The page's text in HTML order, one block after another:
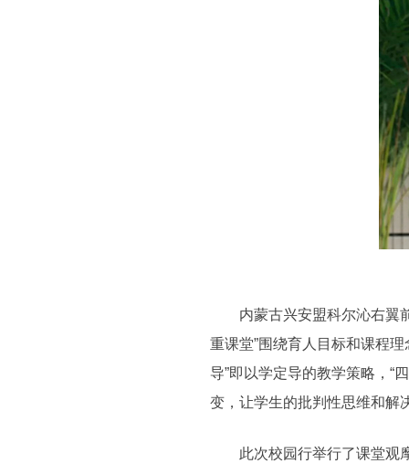
内蒙古兴安盟科尔沁右翼前
重课堂”围绕育人目标和课程理
导”即以学定导的教学策略，“
变，让学生的批判性思维和解
此次校园行举行了课堂观摩